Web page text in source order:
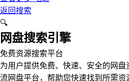
返回搜索
🔍
网盘搜索引擎
免费资源搜索平台
为用户提供免费、快速、安全的网
流网盘平台，帮助您快速找到所需资